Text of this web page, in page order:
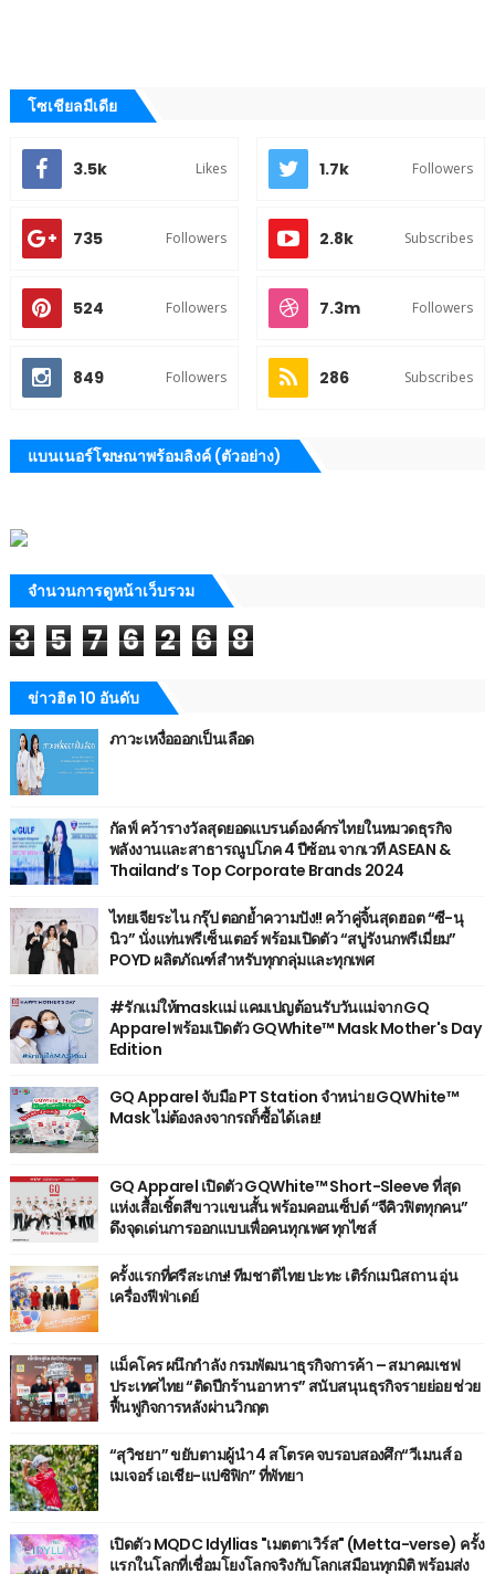
โซเชียลมีเดีย
3.5k Likes 1.7k Followers
735 Followers 2.8k Subscribes
524 Followers 7.3m Followers
849 Followers 286 Subscribes
แบนเนอร์โฆษณาพร้อมลิงค์ (ตัวอย่าง)
จำนวนการดูหน้าเว็บรวม
3 5 7 6 2 6 8
ข่าวฮิต 10 อันดับ
ภาวะเหงื่อออกเป็นเลือด
กัลฟ์ คว้ารางวัลสุดยอดแบรนด์องค์กรไทยในหมวดธุรกิจ
พลังงานและสาธารณูปโภค 4 ปีซ้อน จากเวที ASEAN &
Thailand’s Top Corporate Brands 2024
ไทยเจียระไน กรุ๊ป ตอกย้ำความปัง!! คว้าคู่จิ้นสุดฮอต “ซี-นุ
นิว” นั่งแท่นพรีเซ็นเตอร์ พร้อมเปิดตัว “สบู่รังนกพรีเมี่ยม”
POYD ผลิตภัณฑ์สำหรับทุกกลุ่มและทุกเพศ
#รักแม่ให้maskแม่ แคมเปญต้อนรับวันแม่จาก GQ
Apparel พร้อมเปิดตัว GQWhite™ Mask Mother's Day
Edition
GQ Apparel จับมือ PT Station จำหน่าย GQWhite™
Mask ไม่ต้องลงจากรถก็ซื้อได้เลย!
GQ Apparel เปิดตัว GQWhite™ Short-Sleeve ที่สุด
แห่งเสื้อเชิ้ตสีขาวแขนสั้น พร้อมคอนเซ็ปต์ “จีคิวฟิตทุกคน”
ดึงจุดเด่นการออกแบบเพื่อคนทุกเพศ ทุกไซส์
ครั้งแรกที่ศรีสะเกษ! ทีมชาติไทย ปะทะ เติร์กเมนิสถาน อุ่น
เครื่องฟีฟ่าเดย์
แม็คโคร ผนึกกำลัง กรมพัฒนาธุรกิจการค้า – สมาคมเชฟ
ประเทศไทย “ติดปีกร้านอาหาร” สนับสนุนธุรกิจรายย่อย ช่วย
ฟื้นฟูกิจการหลังผ่านวิกฤต
“สุวิชยา” ขยับตามผู้นำ 4 สโตรค จบรอบสองศึก“วีเมนส์ อ
เมเจอร์ เอเชีย-แปซิฟิก” ที่พัทยา
เปิดตัว MQDC Idyllias "เมตตาเวิร์ส" (Metta-verse) ครั้ง
แรกในโลกที่เชื่อมโยงโลกจริงกับโลกเสมือนทุกมิติ พร้อมส่ง